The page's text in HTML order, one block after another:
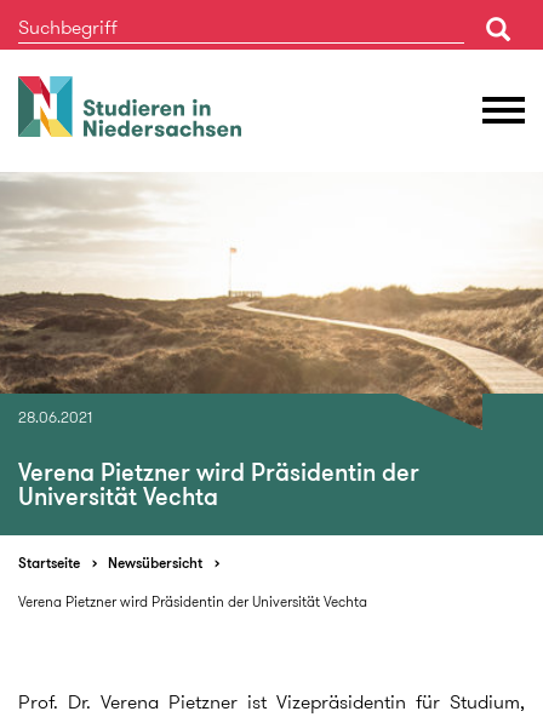
Studieren
in
28.06.2021
Verena Pietzner wird Präsidentin der
Universität Vechta
Startseite
Newsübersicht
Verena Pietzner wird Präsidentin der Universität Vechta
Prof. Dr. Verena Pietzner ist Vizepräsidentin für Studium,